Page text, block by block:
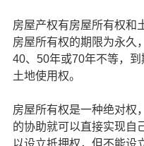
房屋产权有房屋所有权和
房屋所有权的期限为永久
40、50年或70年不等，
土地使用权。
房屋所有权是一种绝对权
的协助就可以直接实现自
以设立抵押权，但不能设